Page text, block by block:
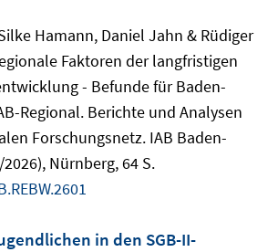
Hamann, Daniel Jahn & Rüdiger
Faktoren der langfristigen
- Befunde für Baden-
Regional. Berichte und Analysen
Forschungsnetz. IAB Baden-
Nürnberg, 64 S.
in den SGB-II-